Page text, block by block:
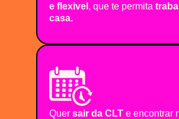
e flexivel , que te permita
casa.
Quer sair da CLTe encontrar